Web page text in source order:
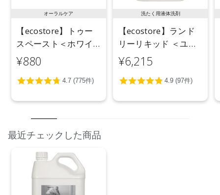
オーラルケア
【ecostore】トゥー
スペースト＜ホワイ
トニング＞ 100g
¥880
洗たく用液体洗剤
【ecostore】ランド
リーリキッド ＜ユー
カリ＞ 5L
¥6,215
最近チェックした商品